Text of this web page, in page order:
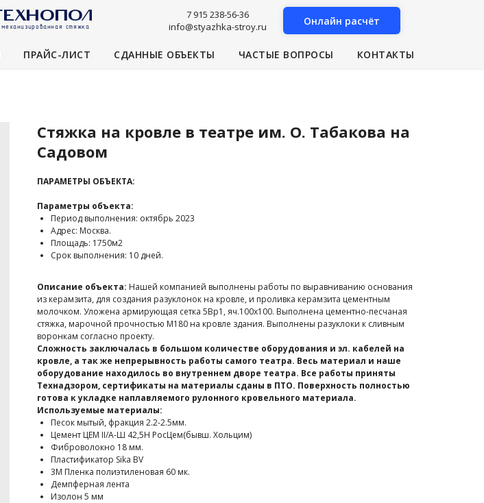
7 915 238-56-36
info@styazhka-stroy.ru
Онлайн расчёт
ПРАЙС-ЛИСТ СДАННЫЕ ОБЪЕКТЫ ЧАСТЫЕ ВОПРОСЫ КОНТАКТЫ
Стяжка на кровле в театре им. О. Табакова на
Садовом
ПАРАМЕТРЫ ОБЪЕКТА:
Параметры объекта:
Период выполнения: октябрь 2023
Адрес: Москва.
Площадь: 1750м2
Срок выполнения: 10 дней.
Описание объекта: Нашей компанией выполнены работы по выравниванию основания
из керамзита, для создания разуклонок на кровле, и проливка керамзита цементным
молочком. Уложена армирующая сетка 5Вр1, яч.100х100. Выполнена цементно-песчаная
стяжка, марочной прочностью М180 на кровле здания. Выполнены разуклоки к сливным
воронкам согласно проекту.
Сложность заключалась в большом количестве оборудования и эл. кабелей на
кровле, а так же непрерывность работы самого театра. Весь материал и наше
оборудование находилось во внутреннем дворе театра. Все работы приняты
Технадзором, сертификаты на материалы сданы в ПТО. Поверхность полностью
готова к укладке наплавляемого рулонного кровельного материала.
Используемые материалы:
Песок мытый, фракция 2.2-2.5мм.
Цемент ЦЕМ II/A-Ш 42,5Н РосЦем(бывш. Хольцим)
Фиброволокно 18 мм.
Пластификатор Sika BV
3M Пленка полиэтиленовая 60 мк.
Демпферная лента
Изолон 5 мм